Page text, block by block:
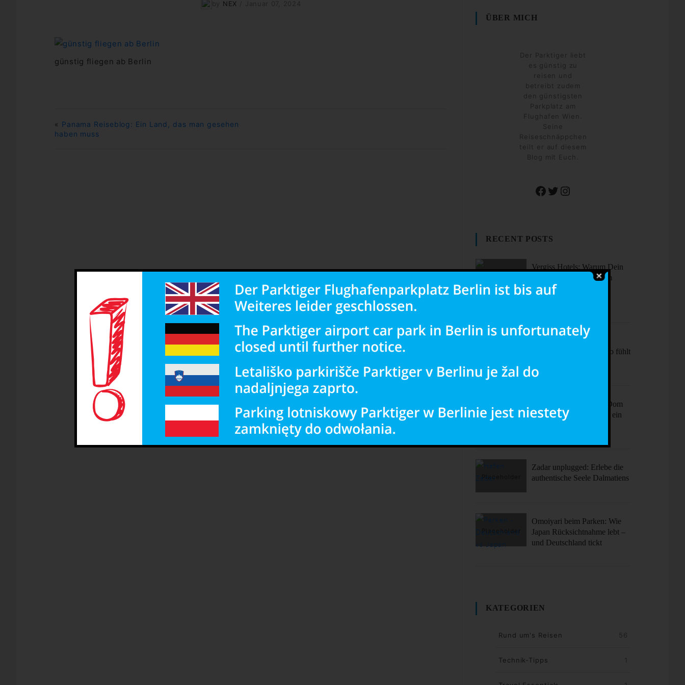
NEX
günstig fliegen ab Berlin
« Panama Reiseblog: Ein Land, das man gesehen
haben muss
ÜBER MICH
Der Parktiger liebt
es günstig zu
reisen und
betreibt zudem
den günstigsten
Parkplatz am
Flughafen Wien.
Seine
Reiseschnäppchen
teilt er auf diesem
Blog mit Euch.
Facebook
TwitterInstagram
RECENT POSTS
Vergiss Hotels: Warum Dein
nächster Urlaub in einem
dieser coolen Airbnbs
Sehenswürdigkeiten – So fühlt
Ciao Milano! Mehr als Dom
& Mode – Dein Plan für ein
Zadar unplugged: Erlebe die
authentische Seele Dalmatiens
Omoiyari beim Parken: Wie
Japan Rücksichtnahme lebt –
und Deutschland tickt
KATEGORIEN
Rund um's Reisen 56
Technik-Tipps 1